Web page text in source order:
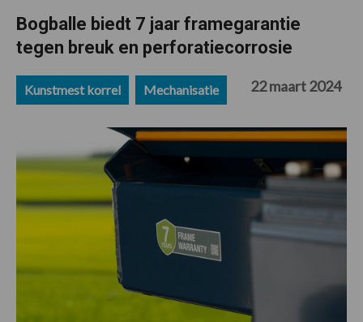
Bogballe biedt 7 jaar framegarantie
tegen breuk en perforatiecorrosie
Kunstmest korrel Mechanisatie 22 maart 2024